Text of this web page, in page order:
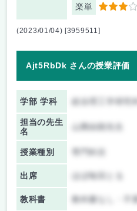
楽単 3
(2023/01/04) [3959511]
Ajt5RbDk さんの授業評価
学部 学科
担当の先生
名
山際由朗先生
授業種別
出席 ほぼ毎回とる
教科書 教科書なし・不要